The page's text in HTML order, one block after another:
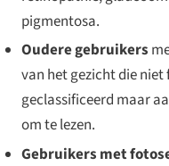
pigmentosa.
Oudere gebruikers
van het gezicht die
geclassificeerd maar
om te lezen.
Gebruikers met